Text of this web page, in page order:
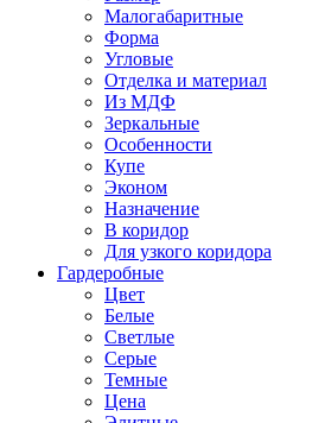
Малогабаритные
Форма
Угловые
Отделка и материал
Из МДФ
Зеркальные
Особенности
Купе
Эконом
Назначение
В коридор
Для узкого коридора
Гардеробные
Цвет
Белые
Светлые
Серые
Темные
Цена